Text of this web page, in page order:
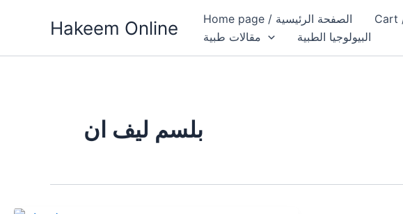
Hakeem Online Home page / الصفحة الرئيسية
مقالات طبية
البيولوجيا الطبية
بلسم ليف ان